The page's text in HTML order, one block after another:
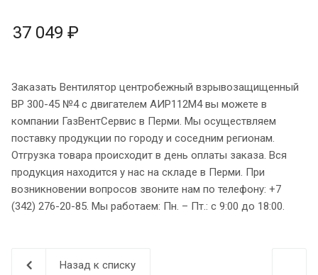
37 049 ₽
Заказать Вентилятор центробежный взрывозащищенный
ВР 300-45 №4 с двигателем АИР112M4 вы можете в
компании ГазВентСервис в Перми. Мы осуществляем
поставку продукции по городу и соседним регионам.
Отгрузка товара происходит в день оплаты заказа. Вся
продукция находится у нас на складе в Перми. При
возникновении вопросов звоните нам по телефону: +7
(342) 276-20-85. Мы работаем: Пн. – Пт.: с 9:00 до 18:00.
Назад к списку